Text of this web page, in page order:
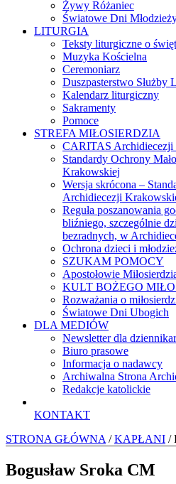
Żywy Różaniec
Światowe Dni
LITURGIA
Teksty liturgiczne o
Muzyka Kościelna
Ceremoniarz
Duszpasterstwo Służby
Kalendarz liturgiczny
Sakramenty
Pomoce
STREFA MIŁOSIERDZIA
CARITAS Archidiecezji
Standardy Ochrony
Krakowskiej
Wersja skrócona –
Archidiecezji
Reguła poszanowania
bliźniego, szczególnie
bezradnych, w
Ochrona dzieci i
SZUKAM POMOCY
Apostołowie
KULT BOŻEGO
Rozważania o
Światowe Dni Ubogich
DLA MEDIÓW
Newsletter dla
Biuro prasowe
Informacja o nadawcy
Archiwalna Strona
Redakcje katolickie
KONTAKT
STRONA GŁÓWNA /KAPŁANI /
Bogusław Sroka CM